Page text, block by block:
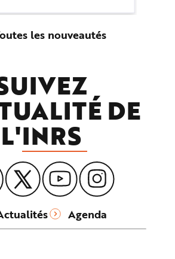
du travail et les maladies
les nouveautés
DE
L'INRS
Agenda